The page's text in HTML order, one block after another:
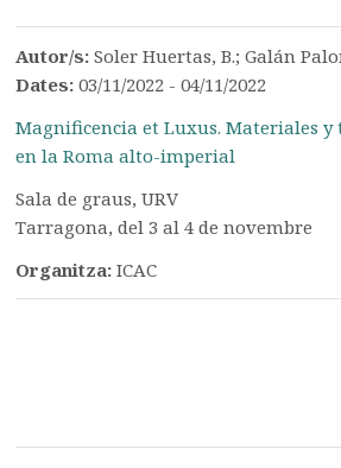
Autor/s:Soler Huertas, B.; Galán
Dates:03/11/2022 - 04/11/2022
Magnificencia et Luxus. Materiales
en la Roma alto-imperial
Sala de graus, URV
Tarragona, del 3 al 4 de novembre
Organitza:ICAC